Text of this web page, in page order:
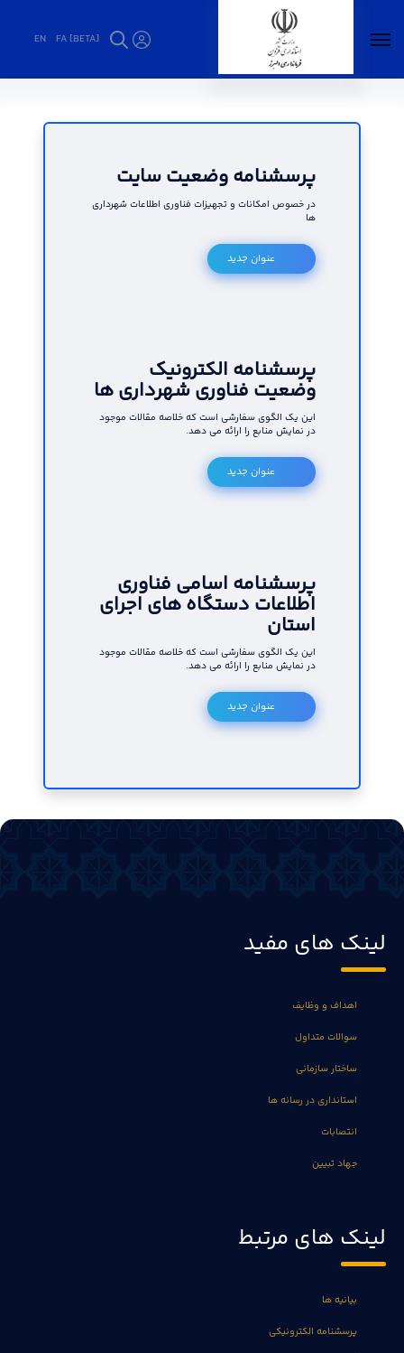
FA [BETA]
EN
پرسشنامه الکترونیکی - فرمانداری البرز
پرسشنامه وضعیت سایت
در خصوص امکانات و تجهیزات فناوری اطلاعات شهرداری
ها
عنوان جدید
پرسشنامه الکترونیک
وضعیت فناوری شهرداری ها
این یک الگوی سفارشی است که خلاصه مقالات موجود
در نمایش منابع را ارائه می دهد.
عنوان جدید
پرسشنامه اسامی فناوری
اطلاعات دستگاه های اجرای
استان
این یک الگوی سفارشی است که خلاصه مقالات موجود
در نمایش منابع را ارائه می دهد.
عنوان جدید
لینک های مفید
اهداف و وظایف
سوالات متداول
ساختار سازمانی
استانداری در رسانه ها
انتصابات
جهاد تبیین
لینک های مرتبط
بیانیه ها
پرسشنامه الکترونیکی